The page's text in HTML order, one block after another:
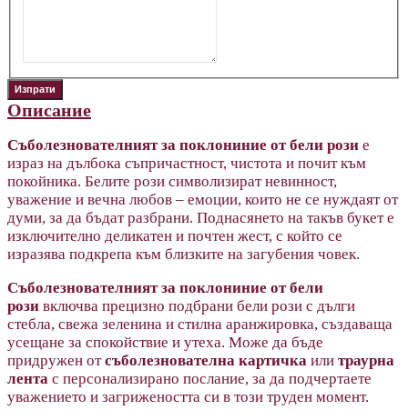
Описание
Съболезнователният за поклониние от бели рози е
израз на дълбока съпричастност, чистота и почит към
покойника. Белите рози символизират невинност,
уважение и вечна любов – емоции, които не се нуждаят от
думи, за да бъдат разбрани. Поднасянето на такъв букет е
изключително деликатен и почтен жест, с който се
изразява подкрепа към близките на загубения човек.
Съболезнователният за поклониние от бели
рози включва прецизно подбрани бели рози с дълги
стебла, свежа зеленина и стилна аранжировка, създаваща
усещане за спокойствие и утеха. Може да бъде
придружен отсъболезнователна картичка или траурна
лента с персонализирано послание, за да подчертаете
уважението и загрижеността си в този труден момент.